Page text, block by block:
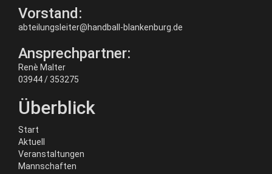
Vorstand:
abteilungsleiter@handball-blankenburg.de
Ansprechpartner:
Renè Malter
03944 / 353275
Überblick
Start
Aktuell
Veranstaltungen
Mannschaften